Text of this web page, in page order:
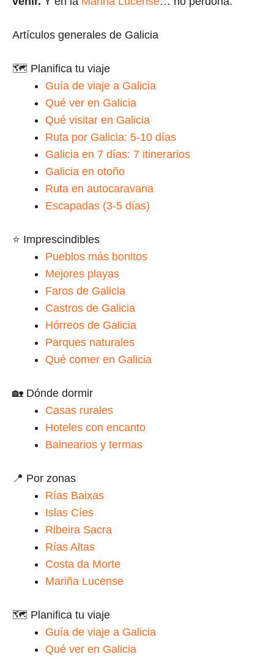
Artículos generales de Galicia
🗺️ Planifica tu viaje
Guía de viaje a Galicia
Qué ver en Galicia
Qué visitar en Galicia
Ruta por Galicia: 5-10 días
Galicia en 7 días: 7 itinerarios
Galicia en otoño
Ruta en autocaravana
Escapadas (3-5 días)
⭐ Imprescindibles
Pueblos más bonitos
Mejores playas
Faros de Galicia
Castros de Galicia
Hórreos de Galicia
Parques naturales
Qué comer en Galicia
🏡 Dónde dormir
Casas rurales
Hoteles con encanto
Balnearios y termas
📍 Por zonas
Rías Baixas
Islas Cíes
Ribeira Sacra
Rías Altas
Costa da Morte
Mariña Lucense
🗺️ Planifica tu viaje
Guía de viaje a Galicia
Qué ver en Galicia